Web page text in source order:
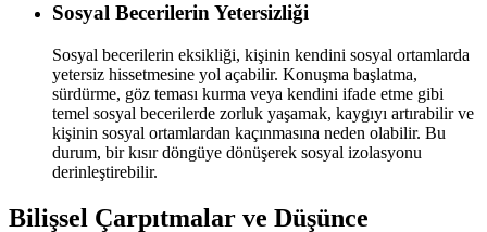
Sosyal Becerilerin Yetersizliği
Sosyal becerilerin eksikliği, kişinin kendini sosyal ortamlarda
yetersiz hissetmesine yol açabilir. Konuşma başlatma,
sürdürme, göz teması kurma veya kendini ifade etme gibi
temel sosyal becerilerde zorluk yaşamak, kaygıyı artırabilir ve
kişinin sosyal ortamlardan kaçınmasına neden olabilir. Bu
durum, bir kısır döngüye dönüşerek sosyal izolasyonu
derinleştirebilir.
Bilişsel Çarpıtmalar ve Düşünce